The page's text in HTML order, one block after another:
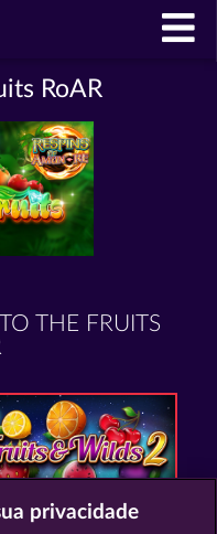
RoAR
THE FRUITS
& Wilds 2
privacidade